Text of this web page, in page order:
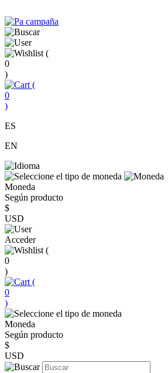
(
0
)
(
0
)
ES
EN
Moneda
Según producto
$
USD
Acceder
(
0
)
(
0
)
Moneda
Según producto
$
USD